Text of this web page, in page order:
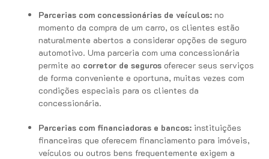
Parcerias com concessionárias de veículos: no
momento da compra de um carro, os clientes estão
naturalmente abertos a considerar opções de seguro
automotivo. Uma parceria com uma concessionária
permite ao corretor de seguros oferecer seus serviços
de forma conveniente e oportuna, muitas vezes com
condições especiais para os clientes da
concessionária.
Parcerias com financiadoras e bancos: instituições
financeiras que oferecem financiamento para imóveis,
veículos ou outros bens frequentemente exigem a